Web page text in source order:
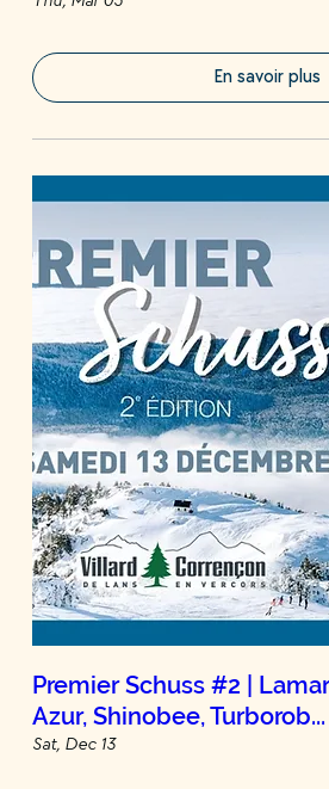
En savoir plus
Premier Schuss #2 |
Azur, Shinobee, Turborob...
Sat, Dec 13